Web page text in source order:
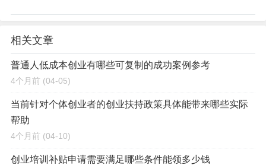
相关文章
普通人低成本创业有哪些可复制的成功案例参考
4个月前 (04-05)
当前针对个体创业者的创业扶持政策具体能带来哪些实际
帮助
4个月前 (04-10)
创业培训补贴申请需要满足哪些条件能领多少钱